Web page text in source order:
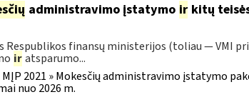
administravimo įstatymo irkitų
Respublikos finansų ministerijos (toliau — VMI
ir atsparumo...
MĮP 2021 » Mokesčių administravimo įstatymo
nuo 2026 m.